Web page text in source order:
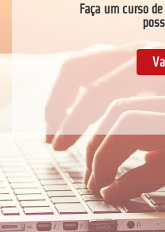
Faça um curso
Clique